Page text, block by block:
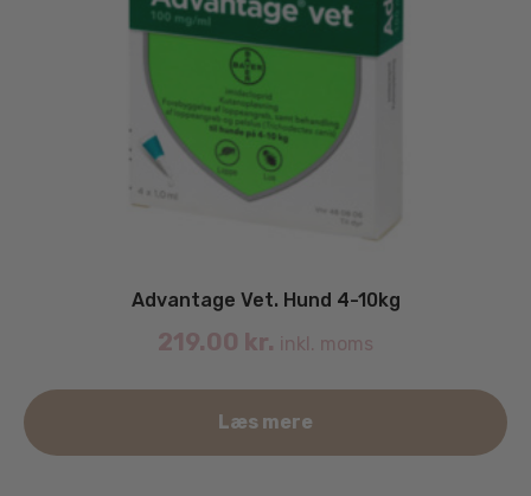
Advantage Vet. Hund 4-10kg
219.00 kr. inkl. moms
Læs mere